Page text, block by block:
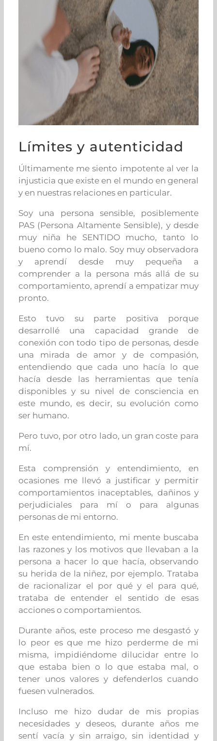
Límites y autenticidad
Últimamente me siento impotente al ver la
injusticia que existe en el mundo en general
y en nuestras relaciones en particular.
Soy una persona sensible, posiblemente
PAS (Persona Altamente Sensible), y desde
muy niña he SENTIDO mucho, tanto lo
bueno como lo malo. Soy muy observadora
y aprendí desde muy pequeña a
comprender a la persona más allá de su
comportamiento, aprendí a empatizar muy
pronto.
Esto tuvo su parte positiva porque
desarrollé una capacidad grande de
conexión con todo tipo de personas, desde
una mirada de amor y de compasión,
entendiendo que cada uno hacía lo que
hacía desde las herramientas que tenía
disponibles y su nivel de consciencia en
este mundo, es decir, su evolución como
ser humano.
Pero tuvo, por otro lado, un gran coste para
mí.
Esta comprensión y entendimiento, en
ocasiones me llevó a justificar y permitir
comportamientos inaceptables, dañinos y
perjudiciales para mí o para algunas
personas de mi entorno.
En este entendimiento, mi mente buscaba
las razones y los motivos que llevaban a la
persona a hacer lo que hacía, observando
su herida de la niñez, por ejemplo. Trataba
de racionalizar el por qué y el para qué,
trataba de entender el sentido de esas
acciones o comportamientos.
Durante años, este proceso me desgastó y
lo peor es que me hizo perderme de mi
misma, impidiéndome dilucidar entre lo
que estaba bien o lo que estaba mal, o
tener unos valores y defenderlos cuando
fuesen vulnerados.
Incluso me hizo dudar de mis propias
necesidades y deseos, durante años me
sentí vacía y sin arraigo, sin identidad y